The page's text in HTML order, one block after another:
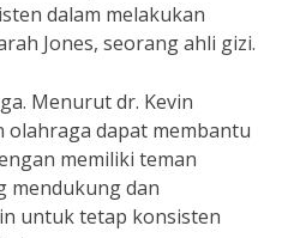
dalam melakukan
Jones, seorang ahli gizi.
Menurut dr. Kevin
olahraga dapat membantu
memiliki teman
mendukung dan
untuk tetap konsisten